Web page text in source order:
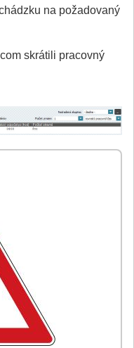
na požadovaný
skrátili pracovný